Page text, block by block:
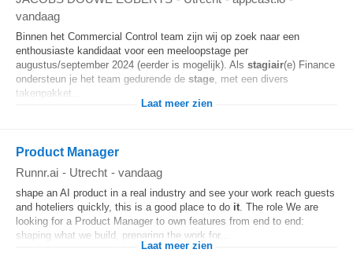
vandaag
Binnen het Commercial Control team zijn wij op zoek naar een
enthousiaste kandidaat voor een meeloopstage per
augustus/september 2024 (eerder is mogelijk). Als stagiair(e) Finance
ondersteun je het team gedurende de stage, met een divers
takenpakket...
Laat meer zien
Product Manager
Runnr.ai - Utrecht - vandaag
shape an AI product in a real industry and see your work reach guests
and hoteliers quickly, this is a good place to do it. The role We are
looking for a Product Manager to own features from end to end:
shaping what we build, preparing the work for...
Laat meer zien